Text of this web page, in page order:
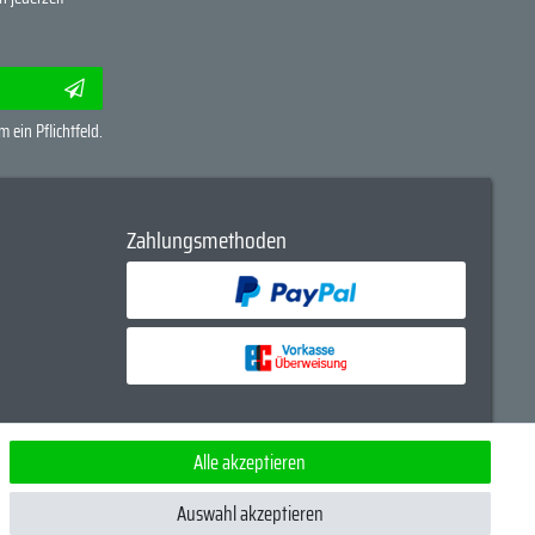
ein Pflichtfeld.
Zahlungsmethoden
für Angler
Alle akzeptieren
Auswahl akzeptieren